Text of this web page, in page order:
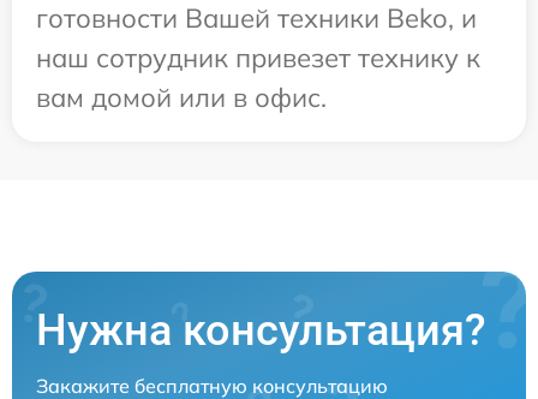
готовности Вашей техники Beko, и
наш сотрудник привезет технику к
вам домой или в офис.
Нужна консультация?
Закажите бесплатную консультацию